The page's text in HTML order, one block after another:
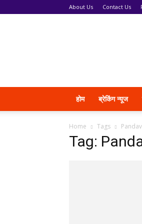
About Us Contact Us
होम ब्रेकिंग न्यूज
Home Tags
Tag: